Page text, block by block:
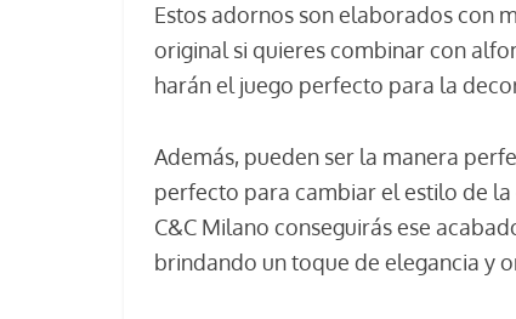
Estos adornos son elaborados con
original si quieres combinar con
harán el juego perfecto para la
Además, pueden ser la manera
perfecto para cambiar el estilo de
C&C Milano conseguirás ese
brindando un toque de elegancia y